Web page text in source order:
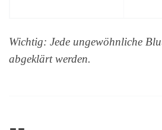
Wichtig: Jede ungewöhnliche
abgeklärt werden.